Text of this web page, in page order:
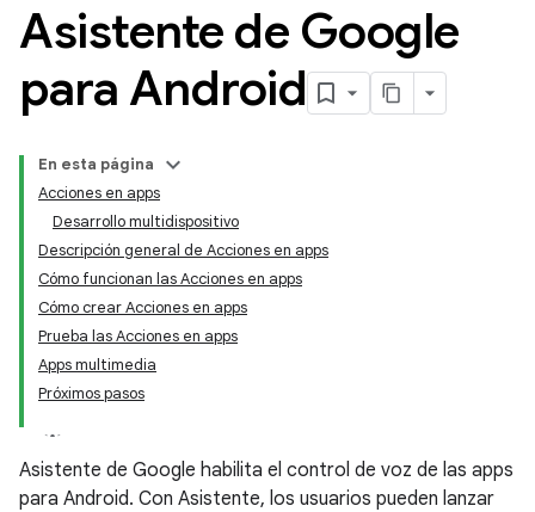
Asistente de Google
para Android
En esta página
Acciones en apps
Desarrollo multidispositivo
Descripción general de Acciones en apps
Cómo funcionan las Acciones en apps
Cómo crear Acciones en apps
Prueba las Acciones en apps
Apps multimedia
Próximos pasos
Asistente de Google habilita el control de voz de las apps
para Android. Con Asistente, los usuarios pueden lanzar